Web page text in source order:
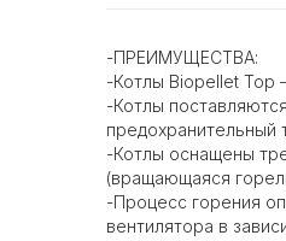
-ПРЕИМУЩЕСТВА:
-Котлы Biopellet Top
-Котлы
предохранительный
-Котлы оснащены
(вращающаяся
-Процесс горения
вентилятора в